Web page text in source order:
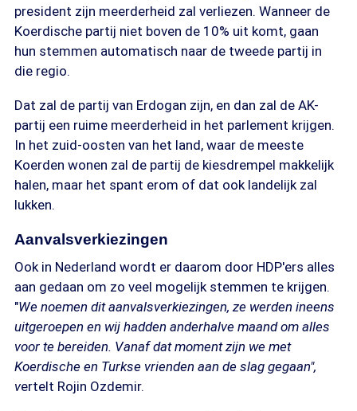
president zijn meerderheid zal verliezen. Wanneer de
Koerdische partij niet boven de 10% uit komt, gaan
hun stemmen automatisch naar de tweede partij in
die regio.
Dat zal de partij van Erdogan zijn, en dan zal de AK-
partij een ruime meerderheid in het parlement krijgen.
In het zuid-oosten van het land, waar de meeste
Koerden wonen zal de partij de kiesdrempel makkelijk
halen, maar het spant erom of dat ook landelijk zal
lukken.
Aanvalsverkiezingen
Ook in Nederland wordt er daarom door HDP'ers alles
aan gedaan om zo veel mogelijk stemmen te krijgen.
"We noemen dit aanvalsverkiezingen, ze werden ineens
uitgeroepen en wij hadden anderhalve maand om alles
voor te bereiden. Vanaf dat moment zijn we met
Koerdische en Turkse vrienden aan de slag gegaan",
vertelt Rojin Ozdemir.